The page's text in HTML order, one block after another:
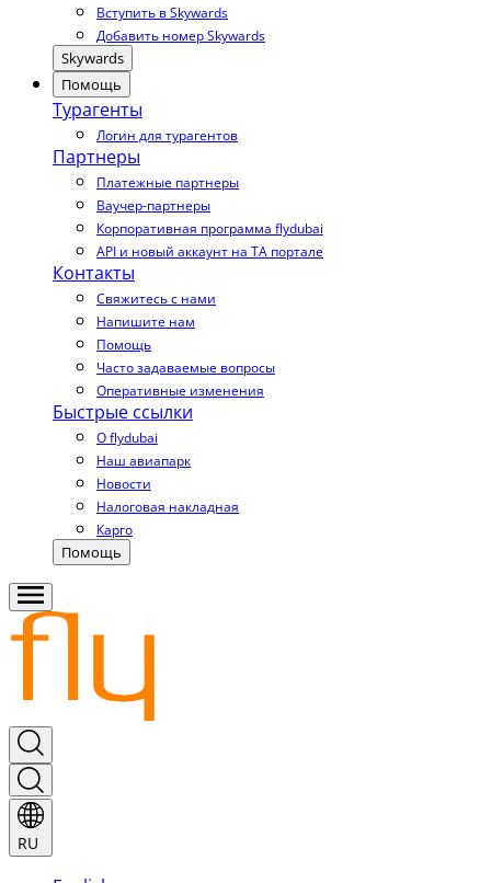
Вступить в Skywards
Добавить номер Skywards
Skywards
Помощь
Турагенты
Логин для турагентов
Партнеры
Платежные партнеры
Ваучер-партнеры
Корпоративная программа flydubai
API и новый аккаунт на TA портале
Контакты
Свяжитесь с нами
Напишите нам
Помощь
Часто задаваемые вопросы
Оперативные изменения
Быстрые ссылки
О flydubai
Наш авиапарк
Новости
Налоговая накладная
Карго
Помощь
RU